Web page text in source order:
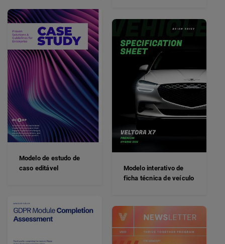
Modelo de estudo de
caso editável
Modelo interativo de
ficha técnica de veículo